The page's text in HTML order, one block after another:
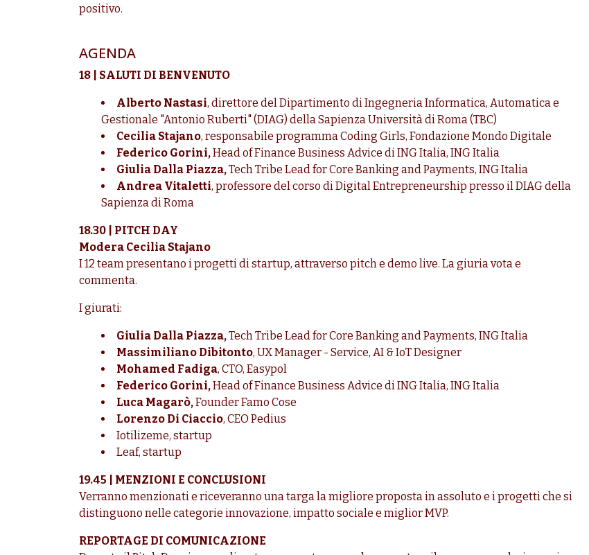
positivo.
AGENDA
18 | SALUTI DI BENVENUTO
Alberto Nastasi, direttore del Dipartimento di Ingegneria Informatica, Automatica e
Gestionale "Antonio Ruberti" (DIAG) della Sapienza Università di Roma (TBC)
Cecilia Stajano, responsabile programma Coding Girls, Fondazione Mondo Digitale
Federico Gorini,Head of Finance Business Advice di ING Italia, ING Italia
Giulia Dalla Piazza,Tech Tribe Lead for Core Banking and Payments, ING Italia
Andrea Vitaletti, professore del corso di Digital Entrepreneurship presso il DIAG della
Sapienza di Roma
18.30 | PITCH DAY
Modera Cecilia Stajano
I 12 team presentano i progetti di startup, attraverso pitch e demo live. La giuria vota e
commenta.
I giurati:
Giulia Dalla Piazza,Tech Tribe Lead for Core Banking and Payments, ING Italia
Massimiliano Dibitonto, UX Manager - Service, AI & IoT Designer
Mohamed Fadiga, CTO, Easypol
Federico Gorini,Head of Finance Business Advice di ING Italia, ING Italia
Luca Magarò,Founder Famo Cose
Lorenzo Di Ciaccio, CEO Pedius
Iotilizeme, startup
Leaf, startup
19.45 | MENZIONI E CONCLUSIONI
Verranno menzionati e riceveranno una targa la migliore proposta in assoluto e i progetti che si
distinguono nelle categorie innovazione, impatto sociale e miglior MVP.
REPORTAGE DI COMUNICAZIONE